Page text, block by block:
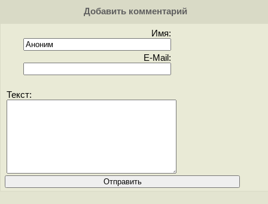
Добавить комментарий
Имя:
E-Mail:
Текст: